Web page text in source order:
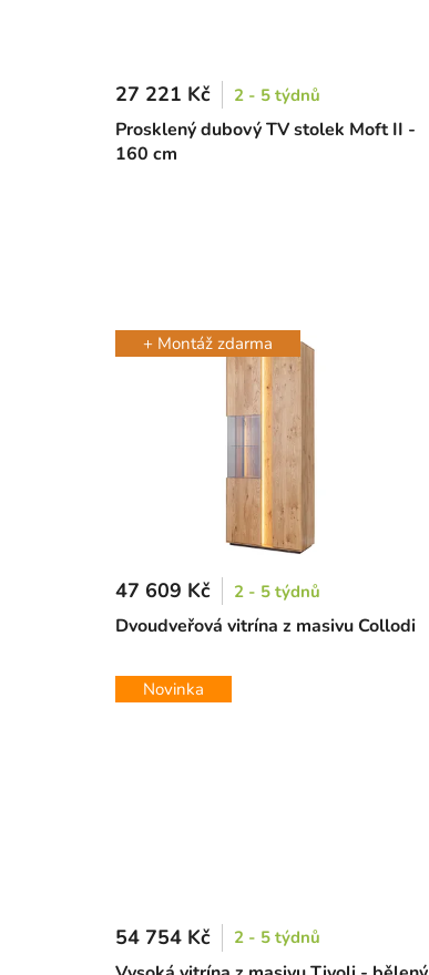
Prosklený dubový TV stolek Moft II -
160 cm
27 221 Kč 2 - 5 týdnů
+ Montáž zdarma
Dvoudveřová vitrína z masivu Collodi
47 609 Kč 2 - 5 týdnů
Novinka
54 754 Kč 2 - 5 týdnů